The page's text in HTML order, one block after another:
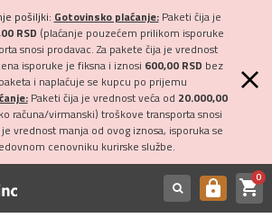
pošiljki: Gotovinsko plaćanje:Paketi čija je
RSD (plaćanje pouzećem prilikom isporuke
snosi prodavac. Za pakete čija je vrednost
isporuke je fiksna i iznosi 600,00 RSD bez
i naplaćuje se kupcu po prijemu
Paketi čija je vrednost veća od 20.000,00
računa/virmanski) troškove transporta snosi
vrednost manja od ovog iznosa, isporuka se
cenovniku kurirske službe.
https shopping_cart0